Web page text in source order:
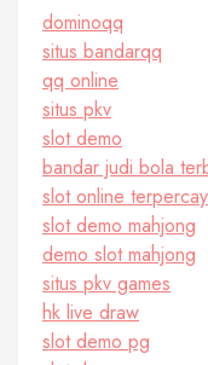
dominoqq
situs bandarqq
qq online
situs pkv
slot demo
bandar judi bola
slot online
slot demo mahjong
demo slot mahjong
situs pkv games
hk live draw
slot demo pg